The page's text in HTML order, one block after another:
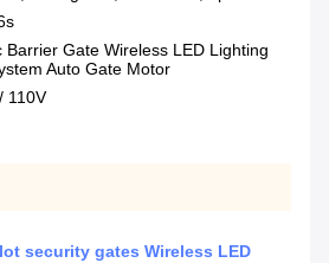
Barrier Gate Wireless LED Lighting
Auto Gate Motor
110V
security gates Wireless LED